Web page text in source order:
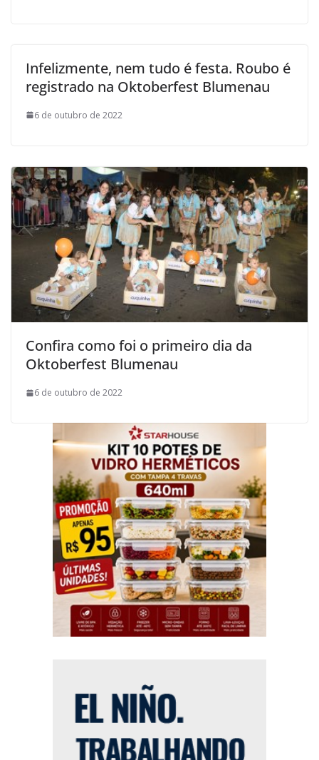
Infelizmente, nem tudo é festa. Roubo é
registrado na Oktoberfest Blumenau
6 de outubro de 2022
Confira como foi o primeiro dia da
Oktoberfest Blumenau
6 de outubro de 2022